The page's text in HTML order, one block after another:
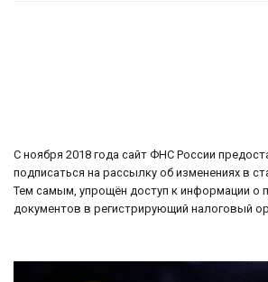
С ноября 2018 года сайт ФНС России
подписаться на рассылку об изменениях в
Тем самым, упрощён доступ к информации о
документов в регистрирующий налоговый